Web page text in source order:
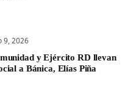
9, 2026
y Ejército RD llevan
a Bánica, Elías Piña